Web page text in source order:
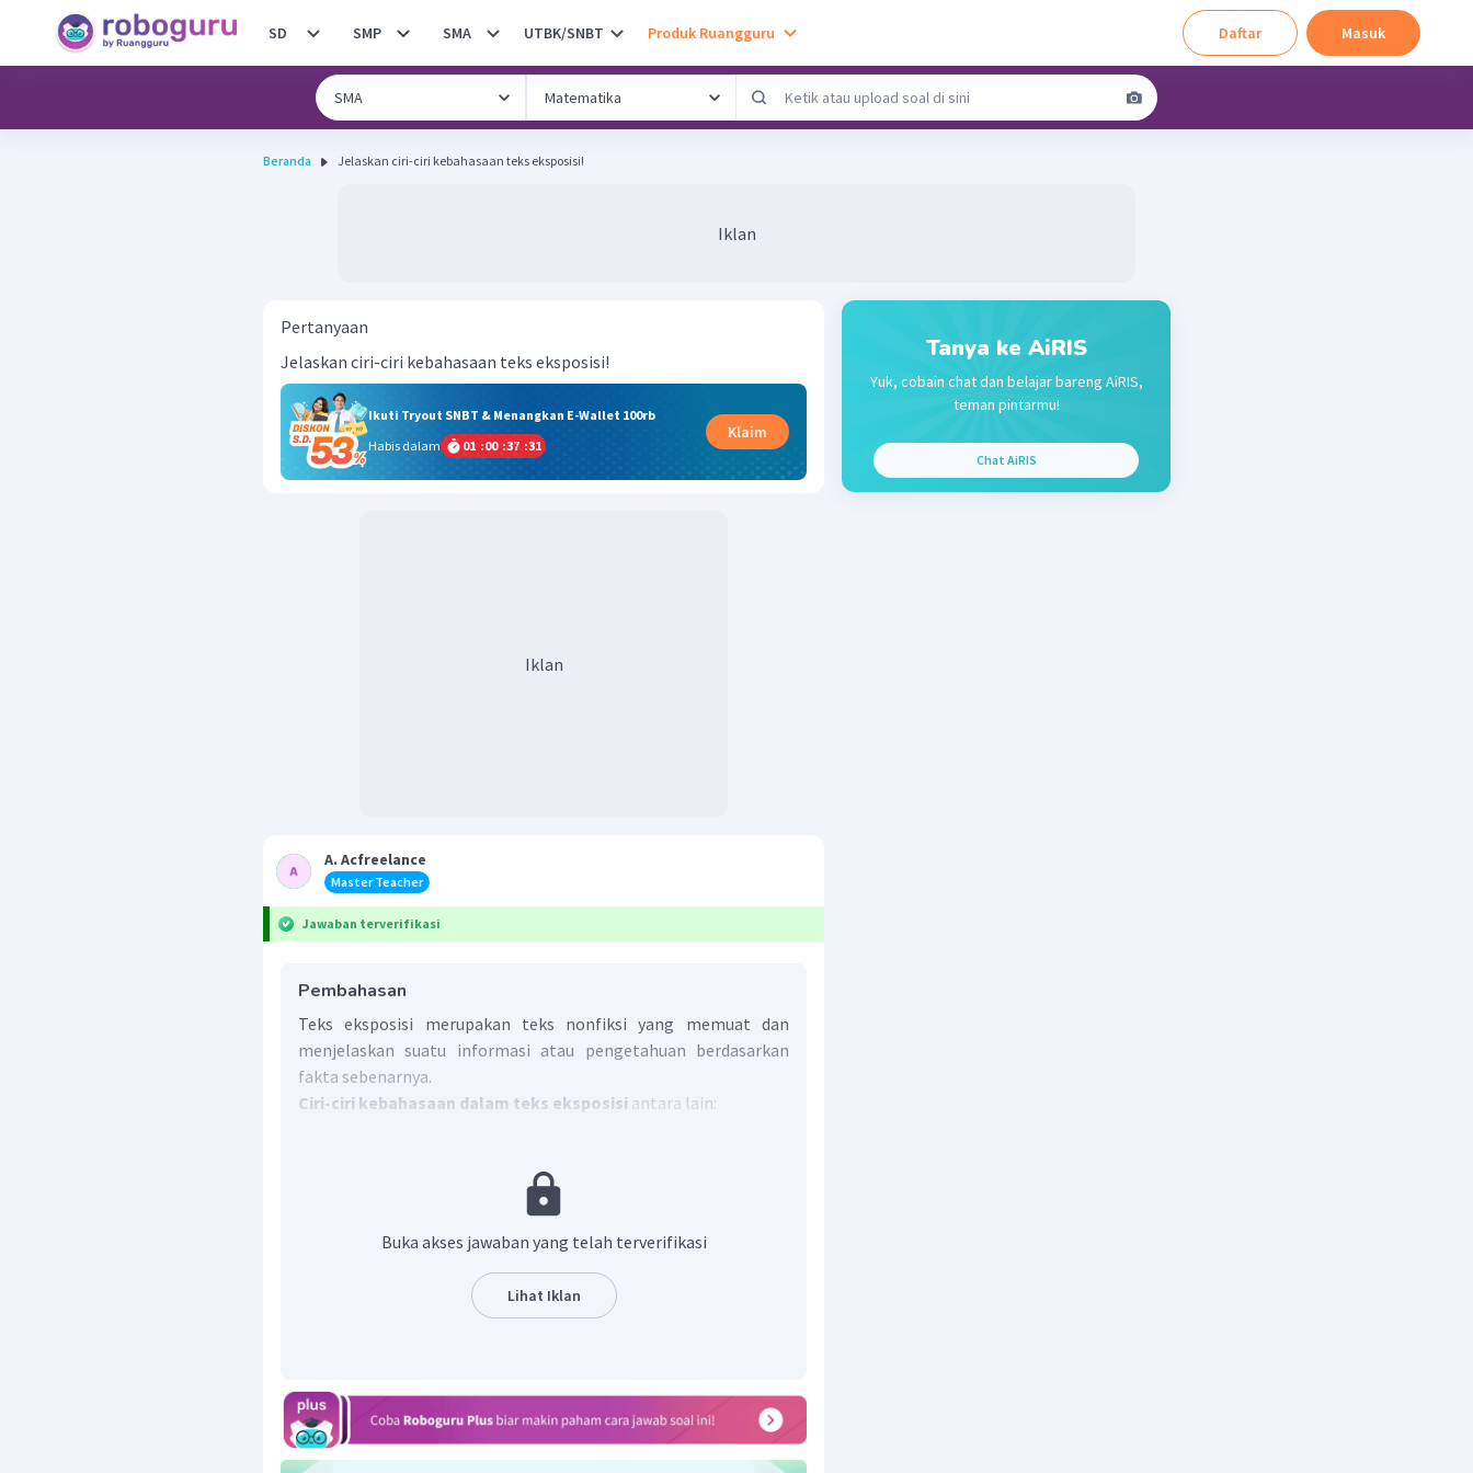
SD SMP SMA UTBK/SNBT Produk Ruangguru Daftar Masuk
Beranda Jelaskan ciri-ciri kebahasaan teks eksposisi!
Iklan
Pertanyaan
Jelaskan ciri-ciri kebahasaan teks eksposisi!
Ikuti Tryout SNBT & Menangkan E-Wallet 100rb
Habis dalam
01 :00 :37 :31
Klaim
Iklan
A. Acfreelance
Master Teacher
Jawaban terverifikasi
Pembahasan
Teks eksposisi merupakan teks nonfiksi yang memuat dan
menjelaskan suatu informasi atau pengetahuan berdasarkan
fakta sebenarnya.
Ciri-ciri kebahasaan dalam teks eksposisi antara lain:
menggantikan nomina dan frasa nomina. Contoh: aku, dia,
mereka, kami, kita, ini, siapa, apa.
menghubungkan dua satuan bahasa yang sederajat,
misalnya kata dengan kata, frasa dengan frasa, klausa
dengan klausa, serta kalimat dengan kalimat. Contoh:
merujuk pada nama seseorang, tempat, atau semua benda
dan segala yang dibendakan. Contoh: meja, hewan, kue,
pantai.
Penggunaan verba (kata kerja), yaitu kata-kata yang
Buka akses jawaban yang telah terverifikasi
Lihat Iklan
Tanya ke AiRIS
Yuk, cobain chat dan belajar bareng AiRIS,
teman pintarmu!
Chat AiRIS